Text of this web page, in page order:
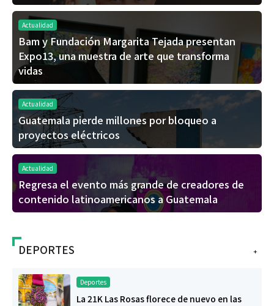
Actualidad
Bam y Fundación Margarita Tejada presentan
Expo13, una muestra de arte que transforma
vidas
Actualidad
Guatemala pierde millones por bloqueo a
proyectos eléctricos
Actualidad
Regresa el evento más grande de creadores de
contenido latinoamericanos a Guatemala
+
DEPORTES
Deportes
La 21K Las Rosas florece de nuevo en las